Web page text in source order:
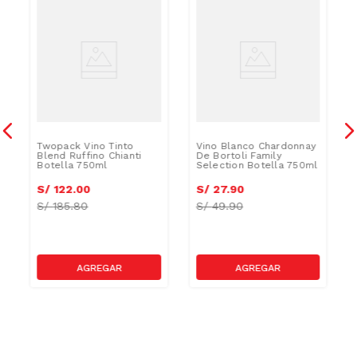
Twopack Vino Tinto
Blend Ruffino Chianti
Botella 750ml
S/ 122.00
S/185.80
Vino Blanco Chardonnay
De Bortoli Family
Selection Botella 750ml
S/ 27.90
S/49.90